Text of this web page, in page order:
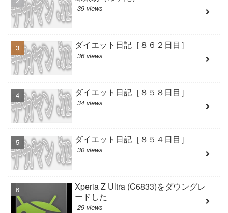
39 views
ダイエット日記［８６２日目］
36 views
ダイエット日記［８５８日目］
34 views
ダイエット日記［８５４日目］
30 views
Xperia Z Ultra (C6833)をダウングレ
ードした
29 views